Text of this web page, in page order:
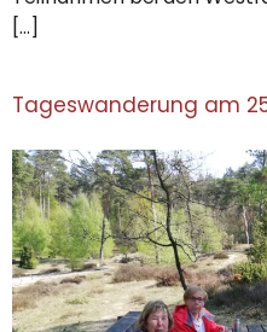
[…]
Tageswanderung am